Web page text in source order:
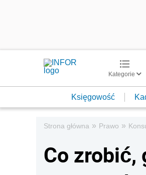
Kategorie
Księgowość
Strona główna » Prawo »
Co zrobić,